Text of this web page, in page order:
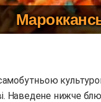
Наведене нижче